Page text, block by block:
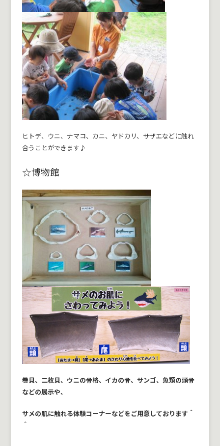
ヒトデ、ウニ、ナマコ、カニ、ヤドカリ、サザエなどに触れ
合うことができます♪
☆博物館
巻貝、二枚貝、ウニの骨格、イカの骨、サンゴ、魚類の頭骨
などの展示や、
サメの肌に触れる体験コーナーなどをご用意しております＾
＾